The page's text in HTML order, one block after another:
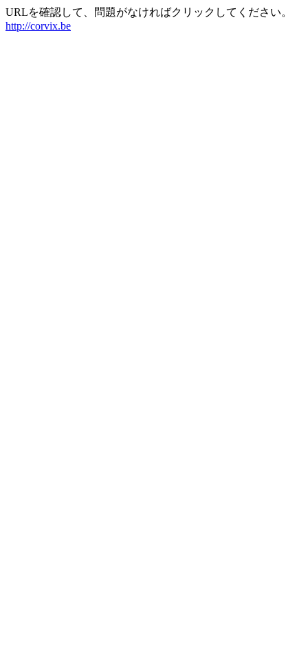
URLを確認して、問題がなければクリックしてください。
http://corvix.be